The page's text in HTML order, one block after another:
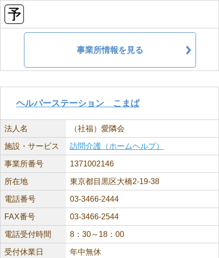
事業所情報を見る
ヘルパーステーション こまば
法人名 （社福）愛隣会
施設・サービス 訪問介護（ホームヘルプ）
事業所番号 1371002146
所在地 東京都目黒区大橋2-19-38
電話番号 03-3466-2444
FAX番号 03-3466-2544
電話受付時間 8：30～18：00
受付休業日 年中無休